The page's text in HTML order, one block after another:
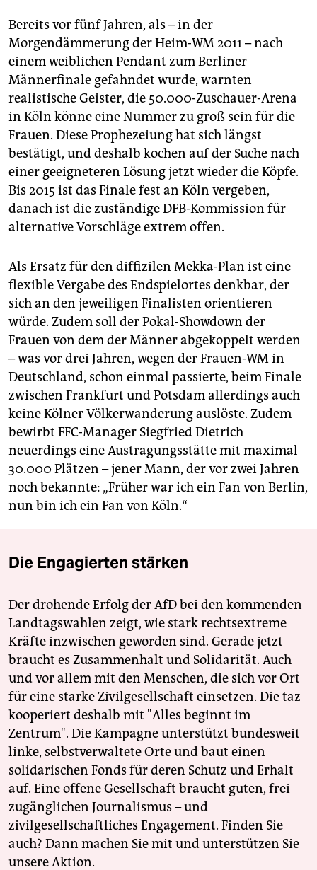
Bereits vor fünf Jahren, als – in der
Morgendämmerung der Heim-WM 2011 – nach
einem weiblichen Pendant zum Berliner
Männerfinale gefahndet wurde, warnten
realistische Geister, die 50.000-Zuschauer-Arena
in Köln könne eine Nummer zu groß sein für die
Frauen. Diese Prophezeiung hat sich längst
bestätigt, und deshalb kochen auf der Suche nach
einer geeigneteren Lösung jetzt wieder die Köpfe.
Bis 2015 ist das Finale fest an Köln vergeben,
danach ist die zuständige DFB-Kommission für
alternative Vorschläge extrem offen.
Als Ersatz für den diffizilen Mekka-Plan ist eine
flexible Vergabe des Endspielortes denkbar, der
sich an den jeweiligen Finalisten orientieren
würde. Zudem soll der Pokal-Showdown der
Frauen von dem der Männer abgekoppelt werden
– was vor drei Jahren, wegen der Frauen-WM in
Deutschland, schon einmal passierte, beim Finale
zwischen Frankfurt und Potsdam allerdings auch
keine Kölner Völkerwanderung auslöste. Zudem
bewirbt FFC-Manager Siegfried Dietrich
neuerdings eine Austragungsstätte mit maximal
30.000 Plätzen – jener Mann, der vor zwei Jahren
noch bekannte: „Früher war ich ein Fan von Berlin,
nun bin ich ein Fan von Köln.“
Die Engagierten stärken
Der drohende Erfolg der AfD bei den kommenden
Landtagswahlen zeigt, wie stark rechtsextreme
Kräfte inzwischen geworden sind. Gerade jetzt
braucht es Zusammenhalt und Solidarität. Auch
und vor allem mit den Menschen, die sich vor Ort
für eine starke Zivilgesellschaft einsetzen. Die taz
kooperiert deshalb mit "Alles beginnt im
Zentrum". Die Kampagne unterstützt bundesweit
linke, selbstverwaltete Orte und baut einen
solidarischen Fonds für deren Schutz und Erhalt
auf. Eine offene Gesellschaft braucht guten, frei
zugänglichen Journalismus – und
zivilgesellschaftliches Engagement. Finden Sie
auch? Dann machen Sie mit und unterstützen Sie
unsere Aktion.